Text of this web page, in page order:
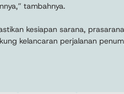
tambahnya.
kesiapan sarana,
kelancaran perjalanan